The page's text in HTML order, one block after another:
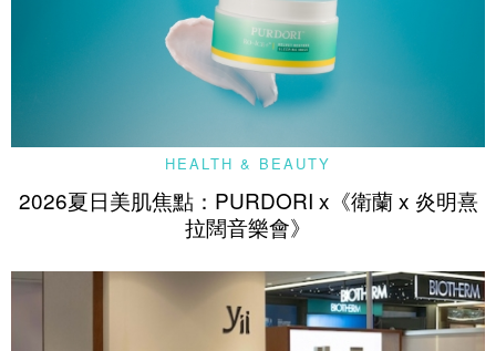
HEALTH & BEAUTY
2026夏日美肌焦點：PURDORI x《衛蘭 x 炎明熹
拉闊音樂會》